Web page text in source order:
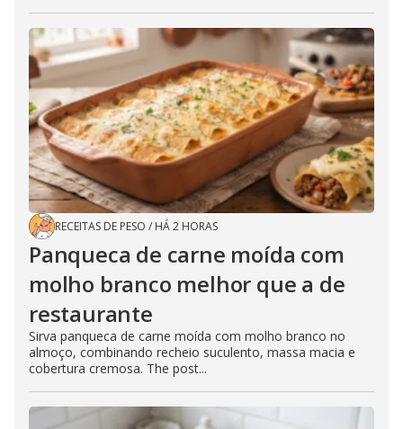
RECEITAS DE PESO / HÁ 2 HORAS
Panqueca de carne moída com
molho branco melhor que a de
restaurante
Sirva panqueca de carne moída com molho branco no
almoço, combinando recheio suculento, massa macia e
cobertura cremosa. The post...